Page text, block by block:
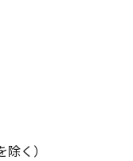
く）